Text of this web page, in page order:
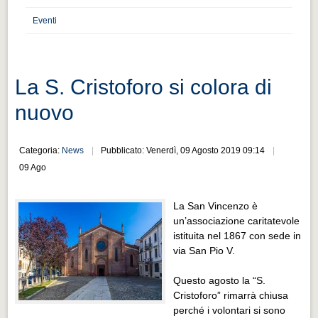
Cultura e turismo 4.0
Cultura e turismo 4.0
PROGETTI
Progetti Aperti
Progetti Realizzati
Progetti Realizzati
EVENTI
EVENTI
Eventi
La S. Cristoforo si colora di
nuovo
Categoria: News
Pubblicato: Venerdì, 09 Agosto 2019 09:14
09 Ago
La San Vincenzo è
un’associazione caritatevole
istituita nel 1867 con sede in
via San Pio V.
Questo agosto la “S.
Cristoforo” rimarrà chiusa
perché i volontari si sono